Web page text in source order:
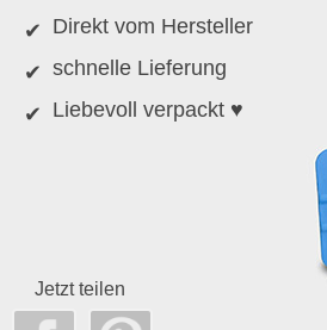
Direkt vom Hersteller
schnelle Lieferung
Liebevoll verpackt ♥
Jetzt teilen